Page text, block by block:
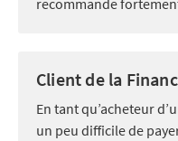
Client de la
En tant qu’acheteur
un peu difficile de